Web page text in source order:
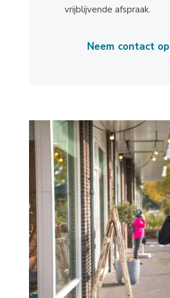
vrijblijvende afspraak.
Neem contact op